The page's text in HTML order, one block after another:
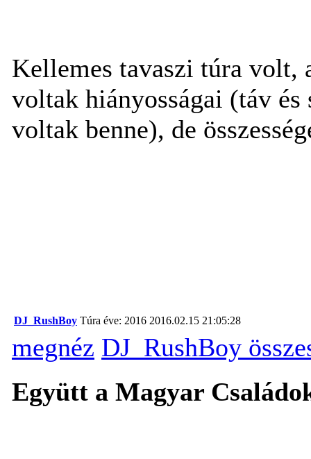
Kellemes tavaszi túra volt,
voltak hiányosságai (táv
voltak benne), de
DJ_RushBoy Túra éve: 2016 2016.02.15 21:05:28
megnéz DJ_RushBoy
Együtt a Magyar